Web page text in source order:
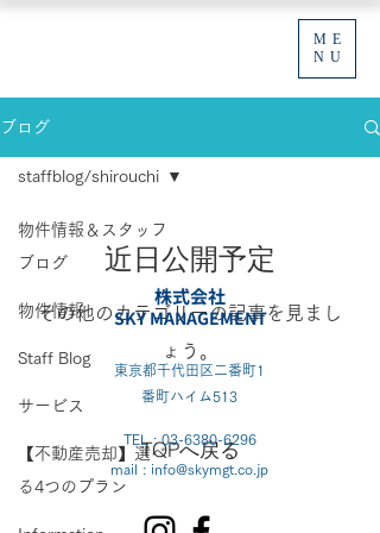
ME
NU
ブログ
物件情報＆スタッフ
ブログ
物件情報
Staff Blog
サービス
【不動産売却】選べ
る4つのプラン
staffblog/shirouchi
近日公開予定
その他のカテゴリーの記事を見まし
ょう。
TOPへ戻る
株式会社
SKY MANAGEMENT
東京都千代田区二番町1
番町ハイム513
TEL :03-6380-6296
mail : info@skymgt.co.jp